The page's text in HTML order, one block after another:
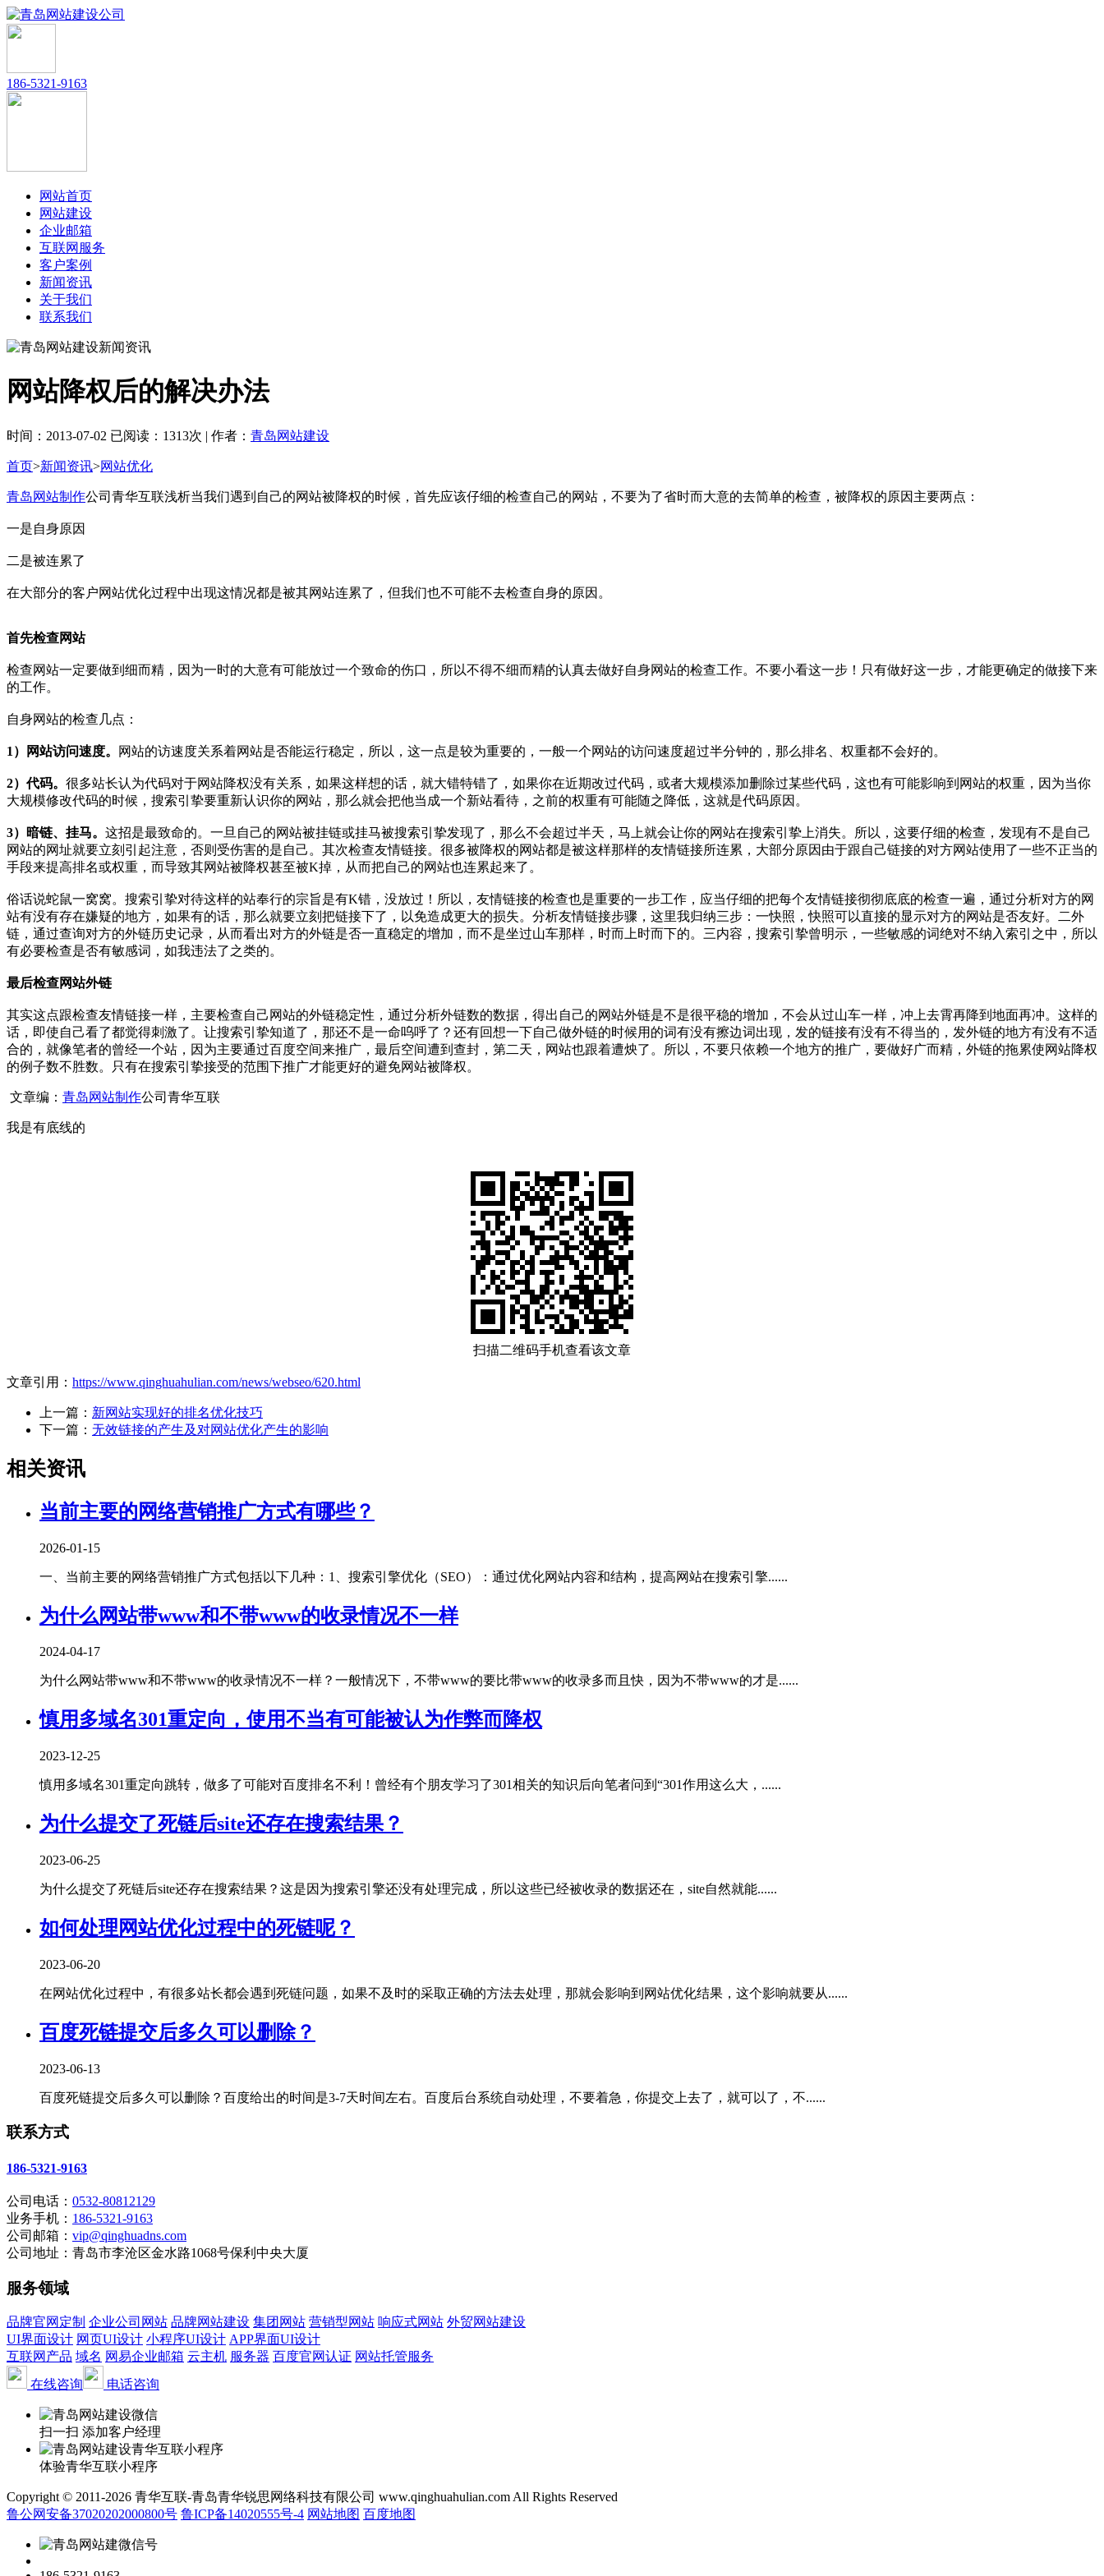
186-5321-9163
网站首页
网站建设
企业邮箱
互联网服务
客户案例
新闻资讯
关于我们
联系我们
网站降权后的解决办法
时间：2013-07-02 已阅读：1313次 | 作者： 青岛网站建设
首页>新闻资讯>网站优化
青岛网站制作公司青华互联浅析当我们遇到自己的网站被降权的时候，首先应该仔细的检查自己的网站，不要为了省时而大意的去简单的检查，被降权的原因主要两点：
一是自身原因
二是被连累了
在大部分的客户网站优化过程中出现这情况都是被其网站连累了，但我们也不可能不去检查自身的原因。
首先检查网站
检查网站一定要做到细而精，因为一时的大意有可能放过一个致命的伤口，所以不得不细而精的认真去做好自身网站的检查工作。不要小看这一步！只有做好这一步，才能更确定的做接下来
的工作。
自身网站的检查几点：
1）网站访问速度。 网站的访速度关系着网站是否能运行稳定，所以，这一点是较为重要的，一般一个网站的访问速度超过半分钟的，那么排名、权重都不会好的。
2）代码。 很多站长认为代码对于网站降权没有关系，如果这样想的话，就大错特错了，如果你在近期改过代码，或者大规模添加删除过某些代码，这也有可能影响到网站的权重，因为当你
大规模修改代码的时候，搜索引挚要重新认识你的网站，那么就会把他当成一个新站看待，之前的权重有可能随之降低，这就是代码原因。
3）暗链、挂马。 这招是最致命的。一旦自己的网站被挂链或挂马被搜索引挚发现了，那么不会超过半天，马上就会让你的网站在搜索引挚上消失。所以，这要仔细的检查，发现有不是自己
网站的网址就要立刻引起注意，否则受伤害的是自己。其次检查友情链接。很多被降权的网站都是被这样那样的友情链接所连累，大部分原因由于跟自己链接的对方网站使用了一些不正当的
手段来提高排名或权重，而导致其网站被降权甚至被K掉，从而把自己的网站也连累起来了。
俗话说蛇鼠一窝窝。搜索引挚对待这样的站奉行的宗旨是有K错，没放过！所以，友情链接的检查也是重要的一步工作，应当仔细的把每个友情链接彻彻底底的检查一遍，通过分析对方的网
站有没有存在嫌疑的地方，如果有的话，那么就要立刻把链接下了，以免造成更大的损失。分析友情链接步骤，这里我归纳三步：一快照，快照可以直接的显示对方的网站是否友好。二外
链，通过查询对方的外链历史记录，从而看出对方的外链是否一直稳定的增加，而不是坐过山车那样，时而上时而下的。三内容，搜索引挚曾明示，一些敏感的词绝对不纳入索引之中，所以
有必要检查是否有敏感词，如我违法了之类的。
最后检查网站外链
其实这点跟检查友情链接一样，主要检查自己网站的外链稳定性，通过分析外链数的数据，得出自己的网站外链是不是很平稳的增加，不会从过山车一样，冲上去霄再降到地面再冲。这样的
话，即使自己看了都觉得刺激了。让搜索引挚知道了，那还不是一命呜呼了？还有回想一下自己做外链的时候用的词有没有擦边词出现，发的链接有没有不得当的，发外链的地方有没有不适
合的，就像笔者的曾经一个站，因为主要通过百度空间来推广，最后空间遭到查封，第二天，网站也跟着遭炴了。所以，不要只依赖一个地方的推广，要做好广而精，外链的拖累使网站降权
的例子数不胜数。只有在搜索引挚接受的范围下推广才能更好的避免网站被降权。
文章编： 青岛网站制作公司青华互联
我是有底线的
扫描二维码手机查看该文章
文章引用： https://www.qinghuahulian.com/news/webseo/620.html
上一篇： 新网站实现好的排名优化技巧
下一篇： 无效链接的产生及对网站优化产生的影响
相关资讯
当前主要的网络营销推广方式有哪些？
2026-01-15
一、当前主要的网络营销推广方式包括以下几种‌：1、‌搜索引擎优化（SEO）‌：通过优化网站内容和结构，提高网站在搜索引擎......
为什么网站带www和不带www的收录情况不一样
2024-04-17
为什么网站带www和不带www的收录情况不一样？一般情况下，不带www的要比带www的收录多而且快，因为不带www的才是......
慎用多域名301重定向，使用不当有可能被认为作弊而降权
2023-12-25
慎用多域名301重定向跳转，做多了可能对百度排名不利！曾经有个朋友学习了301相关的知识后向笔者问到“301作用这么大，......
为什么提交了死链后site还存在搜索结果？
2023-06-25
为什么提交了死链后site还存在搜索结果？这是因为搜索引擎还没有处理完成，所以这些已经被收录的数据还在，site自然就能......
如何处理网站优化过程中的死链呢？
2023-06-20
在网站优化过程中，有很多站长都会遇到死链问题，如果不及时的采取正确的方法去处理，那就会影响到网站优化结果，这个影响就要从......
百度死链提交后多久可以删除？
2023-06-13
百度死链提交后多久可以删除？百度给出的时间是3-7天时间左右。百度后台系统自动处理，不要着急，你提交上去了，就可以了，不......
联系方式
186-5321-9163
公司电话： 0532-80812129
业务手机： 186-5321-9163
公司邮箱： vip@qinghuadns.com
公司地址：青岛市李沧区金水路1068号保利中央大厦
服务领域
品牌官网定制 企业公司网站 品牌网站建设 集团网站 营销型网站 响应式网站 外贸网站建设
UI界面设计 网页UI设计 小程序UI设计 APP界面UI设计
互联网产品 域名 网易企业邮箱 云主机 服务器 百度官网认证 网站托管服务
在线咨询
电话咨询
扫一扫 添加客户经理
体验青华互联小程序
Copyright © 2011-2026 青华互联-青岛青华锐思网络科技有限公司 www.qinghuahulian.com All Rights Reserved
鲁公网安备37020202000800号 鲁ICP备14020555号-4 网站地图 百度地图